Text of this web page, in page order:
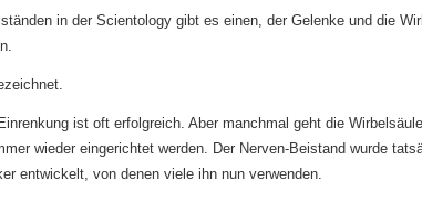
in der Scientology gibt es einen, der Gelenke und die
ist oft erfolgreich. Aber manchmal geht die
wieder eingerichtet werden. Der Nerven-Beistand wurde
entwickelt, von denen viele ihn nun verwenden.